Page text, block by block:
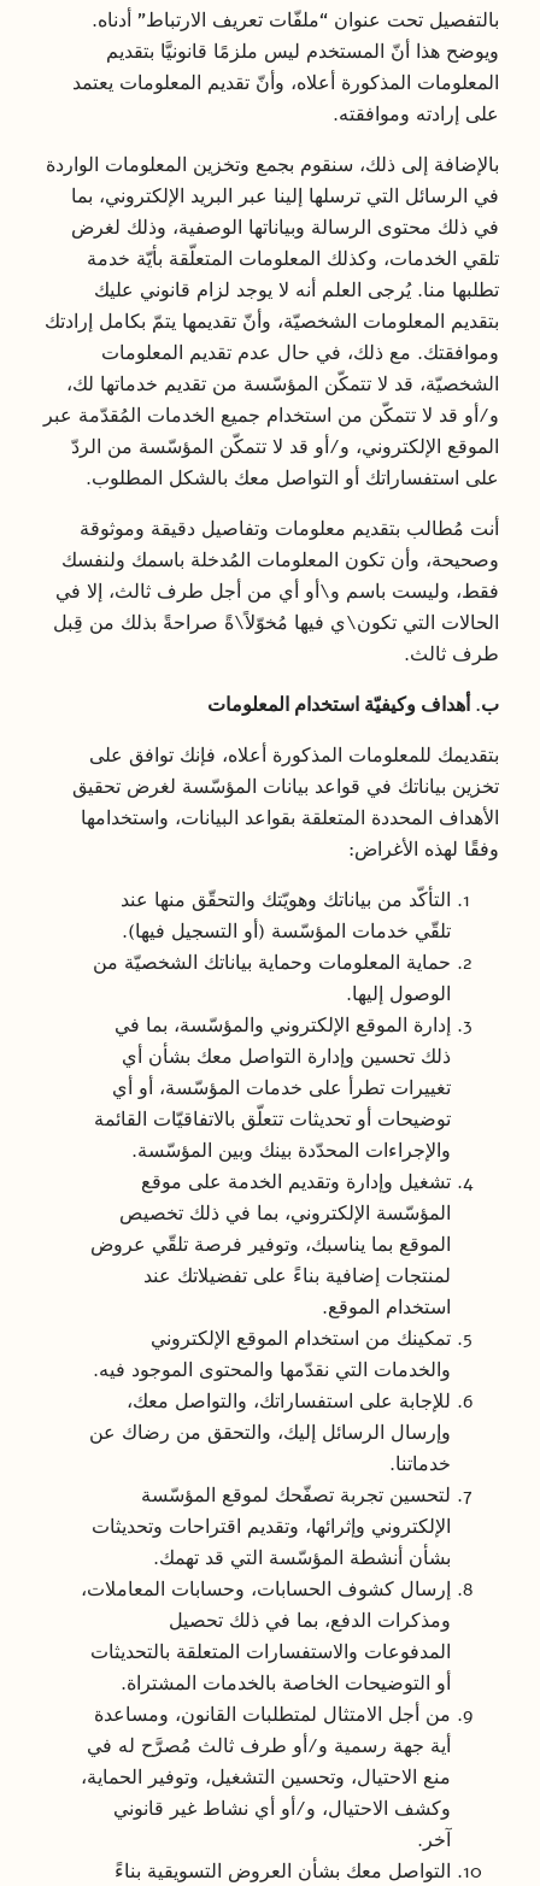
بالتفصيل تحت عنوان “ملفّات تعريف الارتباط” أدناه.
ويوضح هذا أنّ المستخدم ليس ملزمًا قانونيَّا بتقديم
المعلومات المذكورة أعلاه، وأنّ تقديم المعلومات يعتمد
على إرادته وموافقته.
بالإضافة إلى ذلك، سنقوم بجمع وتخزين المعلومات الواردة
في الرسائل التي ترسلها إلينا عبر البريد الإلكتروني، بما
في ذلك محتوى الرسالة وبياناتها الوصفية، وذلك لغرض
تلقي الخدمات، وكذلك المعلومات المتعلّقة بأيّة خدمة
تطلبها منا. يُرجى العلم أنه لا يوجد لزام قانوني عليك
بتقديم المعلومات الشخصيّة، وأنّ تقديمها يتمّ بكامل إرادتك
وموافقتك. مع ذلك، في حال عدم تقديم المعلومات
الشخصيّة، قد لا تتمكّن المؤسّسة من تقديم خدماتها لك،
و/أو قد لا تتمكّن من استخدام جميع الخدمات المُقدّمة عبر
الموقع الإلكتروني، و/أو قد لا تتمكّن المؤسّسة من الردّ
على استفساراتك أو التواصل معك بالشكل المطلوب.
أنت مُطالب بتقديم معلومات وتفاصيل دقيقة وموثوقة
وصحيحة، وأن تكون المعلومات المُدخلة باسمك ولنفسك
فقط، وليست باسم و\أو أي من أجل طرف ثالث، إلا في
الحالات التي تكون\ي فيها مُخوّلاً\ةً صراحةً بذلك من قِبل
طرف ثالث.
ب. أهداف وكيفيّة استخدام المعلومات
بتقديمك للمعلومات المذكورة أعلاه، فإنك توافق على
تخزين بياناتك في قواعد بيانات المؤسّسة لغرض تحقيق
الأهداف المحددة المتعلقة بقواعد البيانات، واستخدامها
وفقًا لهذه الأغراض:
التأكّد من بياناتك وهويّتك والتحقّق منها عند
تلقّي خدمات المؤسّسة (أو التسجيل فيها).
حماية المعلومات وحماية بياناتك الشخصيّة من
الوصول إليها.
إدارة الموقع الإلكتروني والمؤسّسة، بما في
ذلك تحسين وإدارة التواصل معك بشأن أي
تغييرات تطرأ على خدمات المؤسّسة، أو أي
توضيحات أو تحديثات تتعلّق بالاتفاقيّات القائمة
والإجراءات المحدّدة بينك وبين المؤسّسة.
تشغيل وإدارة وتقديم الخدمة على موقع
المؤسّسة الإلكتروني، بما في ذلك تخصيص
الموقع بما يناسبك، وتوفير فرصة تلقّي عروض
لمنتجات إضافية بناءً على تفضيلاتك عند
استخدام الموقع.
تمكينك من استخدام الموقع الإلكتروني
والخدمات التي نقدّمها والمحتوى الموجود فيه.
للإجابة على استفساراتك، والتواصل معك،
وإرسال الرسائل إليك، والتحقق من رضاك عن
خدماتنا.
لتحسين تجربة تصفّحك لموقع المؤسّسة
الإلكتروني وإثرائها، وتقديم اقتراحات وتحديثات
بشأن أنشطة المؤسّسة التي قد تهمك.
إرسال كشوف الحسابات، وحسابات المعاملات،
ومذكرات الدفع، بما في ذلك تحصيل
المدفوعات والاستفسارات المتعلقة بالتحديثات
أو التوضيحات الخاصة بالخدمات المشتراة.
من أجل الامتثال لمتطلبات القانون، ومساعدة
أية جهة رسمية و/أو طرف ثالث مُصرَّح له في
منع الاحتيال، وتحسين التشغيل، وتوفير الحماية،
وكشف الاحتيال، و/أو أي نشاط غير قانوني
آخر.
التواصل معك بشأن العروض التسويقية بناءً